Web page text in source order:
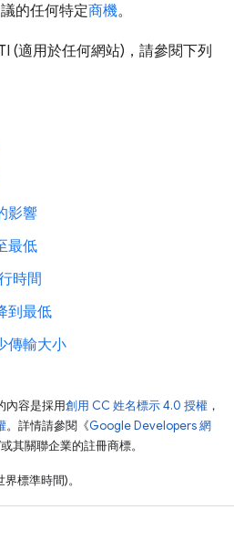
的任何特定商機。
(適用於任何網站)，請參閱下列
影響
最低
時間
到最低
傳輸大小
內容是採用創用 CC 姓名標示 4.0 授權 ，
。詳情請參閱《Google Developers 網
其關聯企業的註冊商標。
標準時間)。